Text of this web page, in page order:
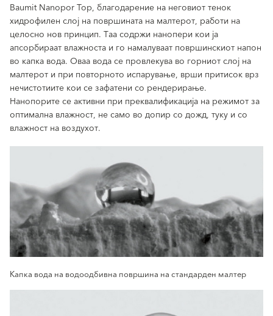
Baumit Nanopor Top, благодарение на неговиот тенок
хидрофилен слој на површината на малтерот, работи на
целосно нов принцип. Таа содржи нанопери кои ја
апсорбираат влажноста и го намалуваат површинскиот напон
во капка вода. Оваа вода се провлекува во горниот слој на
малтерот и при повторното испарување, врши притисок врз
нечистотиите кои се зафатени со рендерирање.
Нанопорите се активни при преквалификација на режимот за
оптимална влажност, не само во допир со дожд, туку и со
влажност на воздухот.
Капка вода на водоодбивна површина на стандарден малтер